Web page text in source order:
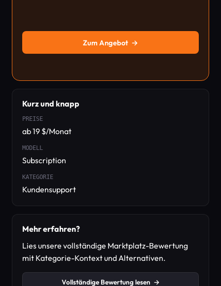
Zum Angebot →
Kurz und knapp
PREISE
ab 19 $/Monat
MODELL
Subscription
KATEGORIE
Kundensupport
Mehr erfahren?
Lies unsere vollständige Marktplatz-Bewertung
mit Kategorie-Kontext und Alternativen.
Vollständige Bewertung lesen →